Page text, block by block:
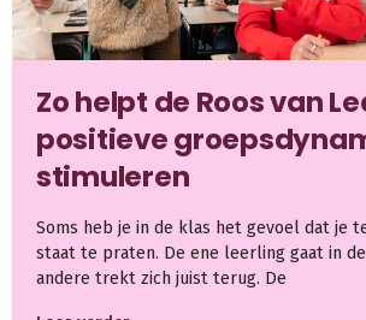
Zo helpt de Roos van
positieve
stimuleren
Soms heb je in de klas het gevoel dat je
staat te praten. De ene leerling gaat in
andere trekt zich juist terug. De